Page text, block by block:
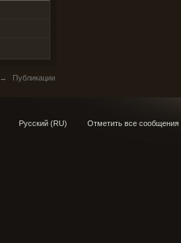
→ Публикации
Русский (RU) Отметить все